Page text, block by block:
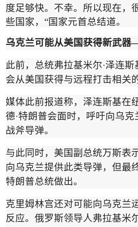
度足够快。不幸。所以现在，
些国家， “国家元首总结道。
乌克兰可能从美国获得新武器
此前，总统弗拉基米尔·泽连斯
会从美国获得与远程打击相关
媒体此前报道称，泽连斯基在
德·特朗普会面时，呼吁向乌克
战斧导弹。
与此同时，美国副总统万斯表示
向乌克兰提供此类导弹， 但最
特朗普总统做出。
克里姆林宫还对可能向乌克兰
反应。俄罗斯领导人弗拉基米